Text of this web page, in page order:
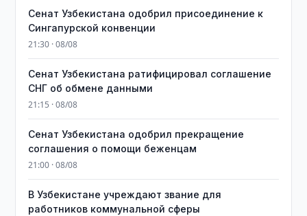
Сенат Узбекистана одобрил присоединение к
Сингапурской конвенции
21:30 · 08/08
Сенат Узбекистана ратифицировал соглашение
СНГ об обмене данными
21:15 · 08/08
Сенат Узбекистана одобрил прекращение
соглашения о помощи беженцам
21:00 · 08/08
В Узбекистане учреждают звание для
работников коммунальной сферы